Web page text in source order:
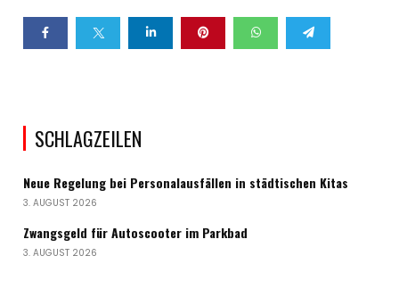
SCHLAGZEILEN
Neue Regelung bei Personalausfällen in städtischen Kitas
3. AUGUST 2026
Zwangsgeld für Autoscooter im Parkbad
3. AUGUST 2026